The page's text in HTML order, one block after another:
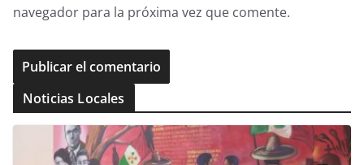
navegador para la próxima vez que comente.
Noticias Locales